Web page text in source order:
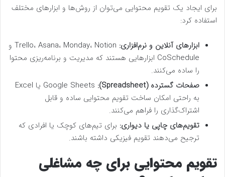
برای ایجاد یک تقویم محتوایی می‌توان از روش‌ها و ابزارهای مختلف
استفاده کرد:
ابزارهای آنلاین و نرم‌افزاری:
Trello، Asana، Monday، Notion و
CoSchedule ابزارهایی هستند که مدیریت و برنامه‌ریزی محتوا
را ساده می‌کنند.
صفحات گسترده (Spreadsheet):
Google Sheets یا Excel
به راحتی امکان ساخت تقویم محتوایی ساده و قابل
اشتراک‌گذاری را فراهم می‌کنند.
تقویم‌های چاپی یا دیواری: برای تیم‌های کوچک یا افرادی که
ترجیح می‌دهند تقویم فیزیکی داشته باشند.
تقویم محتوایی برای چه مشاغلی